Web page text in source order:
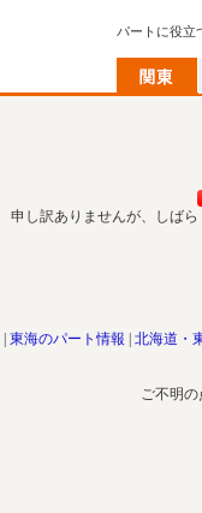
パートに役立
申し訳ありませんが、しば
東海のパート情報 北海道・
ご不明の